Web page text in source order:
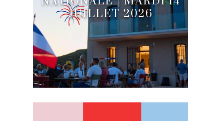
JUILLET 2026